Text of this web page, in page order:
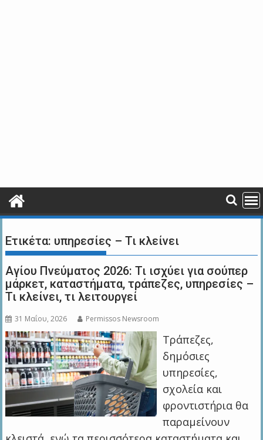
Ετικέτα: υπηρεσίες – Τι κλείνει
Αγίου Πνεύματος 2026: Τι ισχύει για σούπερ
μάρκετ, καταστήματα, τράπεζες, υπηρεσίες –
Τι κλείνει, τι λειτουργεί
31 Μαΐου, 2026 Permissos Newsroom
Τράπεζες,
δημόσιες
υπηρεσίες,
σχολεία και
φροντιστήρια θα
παραμείνουν